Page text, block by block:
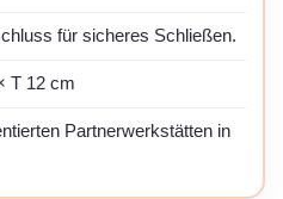
für sicheres Schließen.
T 12 cm
Partnerwerkstätten in